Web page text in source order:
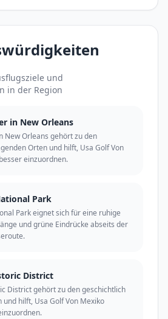
und
in der Region
in New Orleans
New Orleans gehört zu den
Orten und hilft, Usa Golf Von
einzuordnen.
Park
Park eignet sich für eine ruhige
und grüne Eindrücke abseits der
District
District gehört zu den geschichtlich
und hilft, Usa Golf Von Mexiko